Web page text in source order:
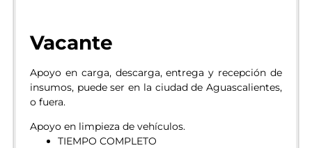
Vacante
Apoyo en carga, descarga, entrega y recepción de
insumos, puede ser en la ciudad de Aguascalientes,
o fuera.
Apoyo en limpieza de vehículos.
TIEMPO COMPLETO